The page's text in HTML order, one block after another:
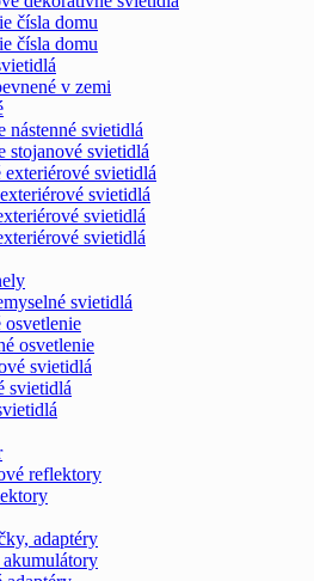
čísla domu
čísla domu
v zemi
nástenné svietidlá
stojanové svietidlá
exteriérové svietidlá
svietidlá
svietidlá
svietidlá
svietidlá
osvetlenie
svietidlá
svietidlá
reflektory
adaptéry
akumulátory